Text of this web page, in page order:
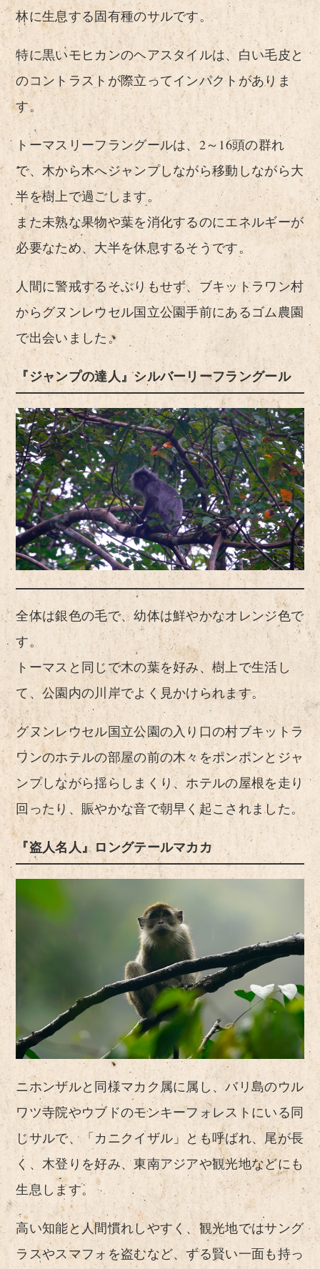
林に生息する固有種のサルです。
特に黒いモヒカンのヘアスタイルは、白い毛皮と
のコントラストが際立ってインパクトがありま
す。
トーマスリーフラングールは、2～16頭の群れ
で、木から木へジャンプしながら移動しながら大
半を樹上で過ごします。
また未熟な果物や葉を消化するのにエネルギーが
必要なため、大半を休息するそうです。
人間に警戒するそぶりもせず、ブキットラワン村
からグヌンレウセル国立公園手前にあるゴム農園
で出会いました。
『ジャンプの達人』シルバーリーフラングール
全体は銀色の毛で、幼体は鮮やかなオレンジ色で
す。
トーマスと同じで木の葉を好み、樹上で生活し
て、公園内の川岸でよく見かけられます。
グヌンレウセル国立公園の入り口の村ブキットラ
ワンのホテルの部屋の前の木々をポンポンとジャ
ンプしながら揺らしまくり、ホテルの屋根を走り
回ったり、賑やかな音で朝早く起こされました。
『盗人名人』ロングテールマカカ
ニホンザルと同様マカク属に属し、バリ島のウル
ワツ寺院やウブドのモンキーフォレストにいる同
じサルで、「カニクイザル」とも呼ばれ、尾が長
く、木登りを好み、東南アジアや観光地などにも
生息します。
高い知能と人間慣れしやすく、観光地ではサング
ラスやスマフォを盗むなど、ずる賢い一面も持っ